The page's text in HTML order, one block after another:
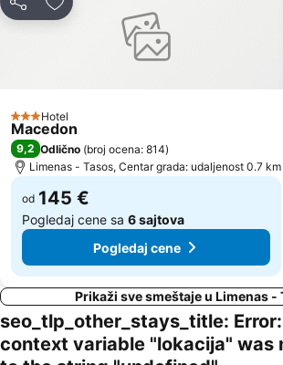
Thassos Festival
Traditional
Traditional Settlement of Alyki
Deli Dodati u favorite
3 Zvezdice
Hotel
Macedon
9,2 Odlično (broj ocena: 814)
Limenas - Tasos, Centar grada: udaljenost 0.7 km
od 145 €
Pogledaj cene sa 6 sajtova
Pogledaj cene
Prikaži sve smeštaje u Limenas -
seo_tlp_other_stays_title:
context variable "lokacija" was